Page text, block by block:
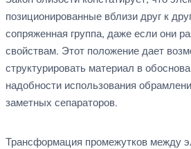
позиционированные вблизи друг к
сопряженная группа, даже если они
свойствам. Этот положение дает
структурировать материал в
надобности использования
заметных сепараторов.
Трансформация промежутков между